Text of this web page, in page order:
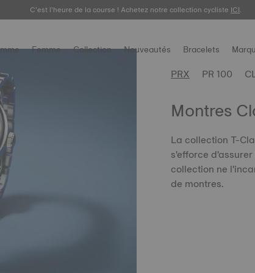
C’est l’heure de la course ! Achetez notre collection cycliste ICI.
Femme Collection Nouveautés Bracelets
PRX PR 100
Montres
La collection T-
s'efforce
collection ne
de montres.